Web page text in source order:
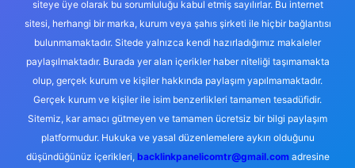
siteye üye olarak bu sorumluluğu kabul etmiş sayılırlar. Bu internet
sitesi, herhangi bir marka, kurum veya şahıs şirketi ile hiçbir bağlantısı
bulunmamaktadır. Sitede yalnızca kendi hazırladığımız makaleler
paylaşılmaktadır. Burada yer alan içerikler haber niteliği taşımamakta
olup, gerçek kurum ve kişiler hakkında paylaşım yapılmamaktadır.
Gerçek kurum ve kişiler ile isim benzerlikleri tamamen tesadüfidir.
Sitemiz, kar amacı gütmeyen ve tamamen ücretsiz bir bilgi paylaşım
platformudur. Hukuka ve yasal düzenlemelere aykırı olduğunu
düşündüğünüz içerikleri, backlinkpanelicomtr@gmail.comadresine